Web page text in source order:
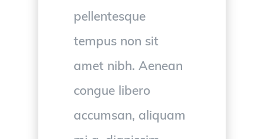
pellentesque
tempus non sit
amet nibh. Aenean
congue libero
accumsan, aliquam